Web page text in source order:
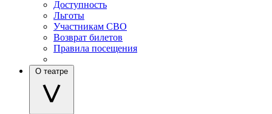
Доступность
Льготы
Участникам СВО
Возврат билетов
Правила посещения
О театре